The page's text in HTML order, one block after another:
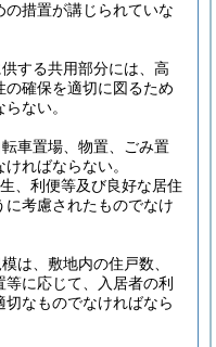
措置が講じられていな
する共用部分には、高
確保を適切に図るため
ない。
車置場、物置、ごみ置
ればならない。
、利便等及び良好な居住
考慮されたものでなけ
は、敷地内の住戸数、
に応じて、入居者の利
なものでなければなら